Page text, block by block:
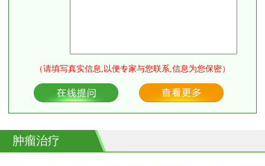
（请填写真实信息,以便专家与您联系,信息为您保密）
肿瘤治疗